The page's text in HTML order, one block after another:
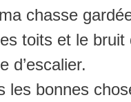
chasse
toits et le
d’escalier.
les bonnes